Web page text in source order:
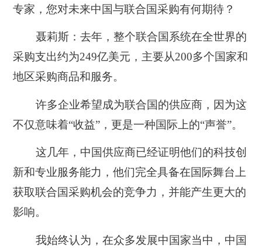
专家，您对未来中国与联合国采购有何期待？
聂莉斯：去年，整个联合国系统在全世界的
采购支出约为249亿美元，主要从200多个国家和
地区采购商品和服务。
许多企业希望成为联合国的供应商，因为这
不仅意味着“收益”，更是一种国际上的“声誉”。
这几年，中国供应商已经证明他们的科技创
新和专业服务能力，他们完全具备在国际舞台上
获取联合国采购机会的竞争力，并能产生更大的
影响。
我始终认为，在众多发展中国家当中，中国